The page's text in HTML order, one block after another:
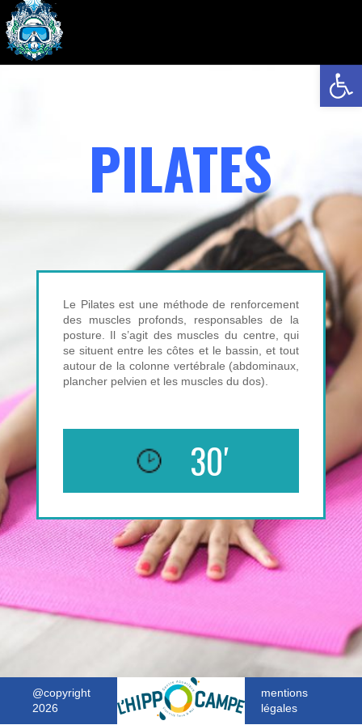
Ouvrir
PILATES
Le Pilates est une méthode de renforcement
des muscles profonds, responsables de la
posture. Il s’agit des muscles du centre, qui
se situent entre les côtes et le bassin, et tout
autour de la colonne vertébrale (abdominaux,
plancher pelvien et les muscles du dos).
30′
@copyright
2026
mentions
légales